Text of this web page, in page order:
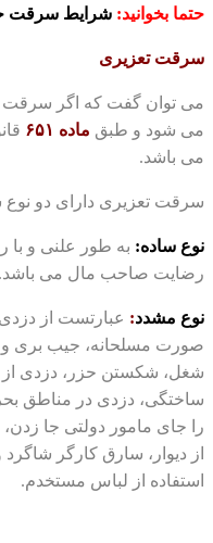
حتما بخوانید: شرایط سرقت
سرقت تعزیری
می توان گفت که اگر سرقت
می شود و طبق ماده ۶۵۱
می باشد.
سرقت تعزیری دارای دو
نوع ساده: به طور علنی و با
رضایت صاحب مال می باشد.
نوع مشدد: عبارتست از
صورت مسلحانه، جیب بری و
شغل، شکستن حزر، دزدی از
ساختگی، دزدی در مناطق
را جای مامور دولتی جا
از دیوار، سارق کارگر شاگرد
استفاده از لباس مستخدم.